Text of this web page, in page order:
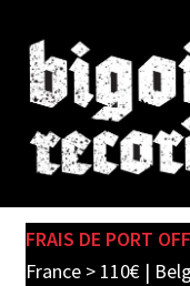
Skip
to
navigation
Skip
to
content
SHOP
PRE-ORDERS
FRAIS DE PORT
France > 110€ |